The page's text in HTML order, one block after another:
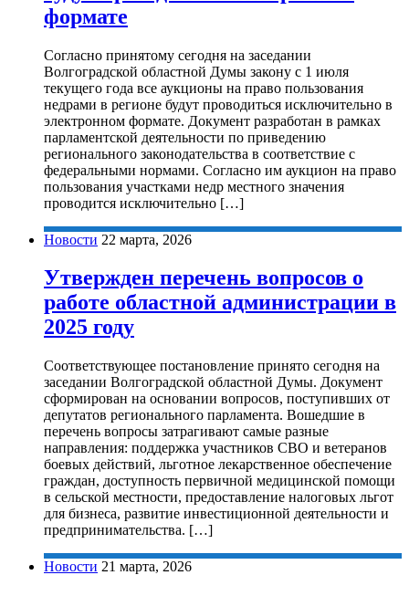
формате
Согласно принятому сегодня на заседании
Волгоградской областной Думы закону с 1 июля
текущего года все аукционы на право пользования
недрами в регионе будут проводиться исключительно в
электронном формате. Документ разработан в рамках
парламентской деятельности по приведению
регионального законодательства в соответствие с
федеральными нормами. Согласно им аукцион на право
пользования участками недр местного значения
проводится исключительно […]
Новости 22 марта, 2026
Утвержден перечень вопросов о
работе областной администрации в
2025 году
Соответствующее постановление принято сегодня на
заседании Волгоградской областной Думы. Документ
сформирован на основании вопросов, поступивших от
депутатов регионального парламента. Вошедшие в
перечень вопросы затрагивают самые разные
направления: поддержка участников СВО и ветеранов
боевых действий, льготное лекарственное обеспечение
граждан, доступность первичной медицинской помощи
в сельской местности, предоставление налоговых льгот
для бизнеса, развитие инвестиционной деятельности и
предпринимательства. […]
Новости 21 марта, 2026